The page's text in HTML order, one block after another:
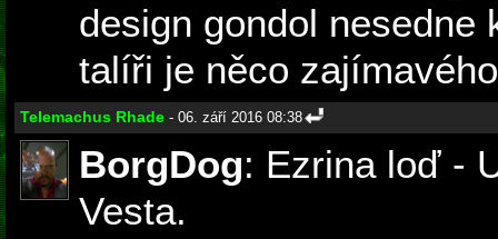
design gondol nesedne
talíři je něco
Telemachus Rhade - 06. září 2016 08:38
BorgDog: Ezrina loď -
Vesta.